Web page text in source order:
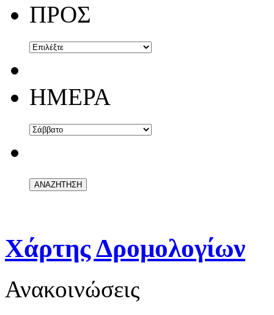
ΠΡΟΣ
ΗΜΕΡΑ
Χάρτης Δρομολογίων
Ανακοινώσεις